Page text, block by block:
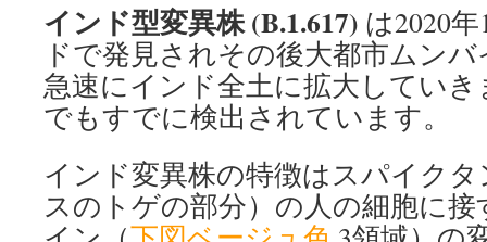
インド型変異株 (B.1.617) は2020
ドで発見されその後大都市ムン
急速にインド全土に拡大してい
でもすでに検出されています。
インド変異株の特徴はスパイク
スのトゲの部分）の人の細胞に